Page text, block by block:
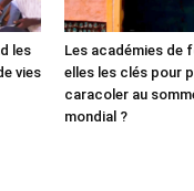
les
vies
Les académies de
elles les clés pour
caracoler au
mondial ?